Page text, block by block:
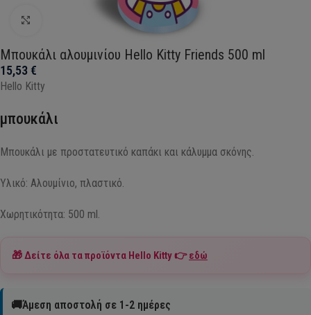
Click to enlarge
Μπουκάλι αλουμινίου Hello Kitty Friends 500 ml
15,53€
Hello Kitty
μπουκάλι
Μπουκάλι με προστατευτικό καπάκι και κάλυμμα σκόνης.
Υλικό: Αλουμίνιο, πλαστικό.
Χωρητικότητα: 500 ml.
🎁 Δείτε όλα τα προϊόντα Hello Kitty👉εδώ
🚚Άμεση αποστολή σε 1-2 ημέρες